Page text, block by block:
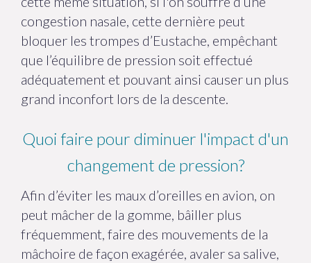
congestion nasale, cette dernière peut
bloquer les trompes d’Eustache, empêchant
que l’équilibre de pression soit effectué
adéquatement et pouvant ainsi causer un plus
grand inconfort lors de la descente.
Quoi faire pour diminuer l'impact d'un
changement de pression?
Afin d’éviter les maux d’oreilles en avion, on
peut mâcher de la gomme, bâiller plus
fréquemment, faire des mouvements de la
mâchoire de façon exagérée, avaler sa salive,